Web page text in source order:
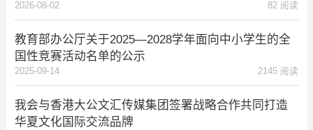
2026-08-02 82 阅读
教育部办公厅关于2025—2028学年面向中小学生的全
国性竞赛活动名单的公示
2025-09-14 2145 阅读
我会与香港大公文汇传媒集团签署战略合作共同打造
华夏文化国际交流品牌